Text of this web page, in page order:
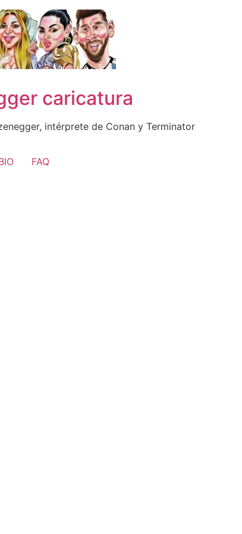
caricatura
intérprete de Conan y Terminator
FAQ